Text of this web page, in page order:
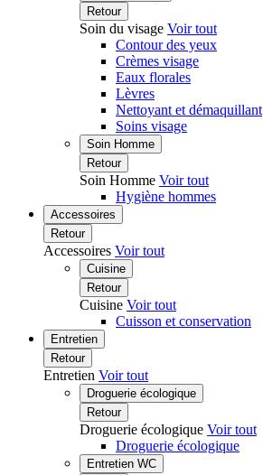
Retour
Soin du visage Voir tout
Contour des yeux
Crèmes visage
Eaux florales
Lèvres
Nettoyant et démaquillant
Soins visage
Soin Homme
Retour
Soin Homme Voir tout
Hygiène hommes
Accessoires
Retour
Accessoires Voir tout
Cuisine
Retour
Cuisine Voir tout
Cuisson et conservation
Entretien
Retour
Entretien Voir tout
Droguerie écologique
Retour
Droguerie écologique Voir tout
Droguerie écologique
Entretien WC